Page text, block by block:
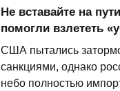
Не вставайте на
помогли взлететь
США пытались
санкциями, однако
небо полностью